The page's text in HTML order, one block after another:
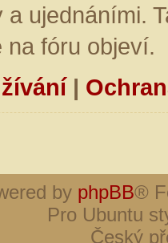
ujednáními.
na fóru objeví.
|
by phpBB®
Pro Ubuntu
Český